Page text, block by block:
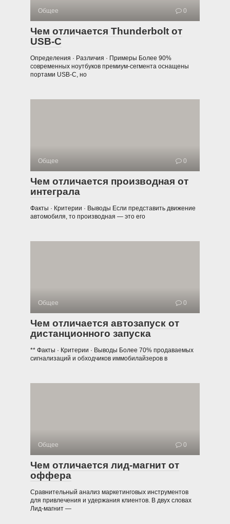
Общее 0
Чем отличается Thunderbolt от
USB-C
Определения · Различия · Примеры Более 90%
современных ноутбуков премиум-сегмента оснащены
портами USB-C, но
Общее 0
Чем отличается производная от
интеграла
Факты · Критерии · Выводы Если представить движение
автомобиля, то производная — это его
Общее 0
Чем отличается автозапуск от
дистанционного запуска
** Факты · Критерии · Выводы Более 70% продаваемых
сигнализаций и обходчиков иммобилайзеров в
Общее 0
Чем отличается лид-магнит от
оффера
Сравнительный анализ маркетинговых инструментов
для привлечения и удержания клиентов. В двух словах
Лид-магнит —